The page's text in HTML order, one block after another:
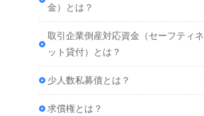
金）とは？
取引企業倒産対応資金（セーフティネ
ット貸付）とは？
少人数私募債とは？
求償権とは？